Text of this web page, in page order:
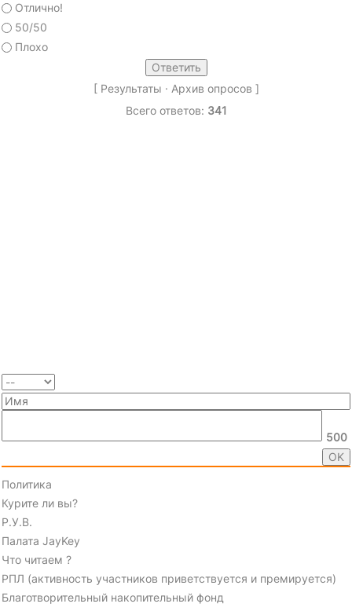
Отлично!
50/50
Плохо
[ Результаты · Архив опросов ]
Всего ответов: 341
500
Политика
Курите ли вы?
Р.У.В.
Палата JayKey
Что читаем ?
РПЛ (активность участников приветствуется и премируется)
Благотворительный накопительный фонд